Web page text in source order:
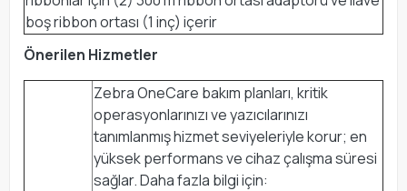
boş ribbon ortası (1 inç) içerir
Önerilen Hizmetler
Zebra OneCare bakım planları, kritik
operasyonlarınızı ve yazıcılarınızı
tanımlanmış hizmet seviyeleriyle korur; en
yüksek performans ve cihaz çalışma süresi
sağlar. Daha fazla bilgi için: